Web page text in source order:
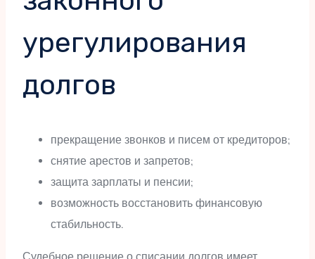
урегулирования
долгов
прекращение звонков и писем от кредиторов;
снятие арестов и запретов;
защита зарплаты и пенсии;
возможность восстановить финансовую
стабильность.